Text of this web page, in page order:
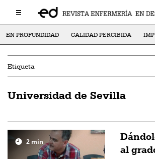
EN PROFUNDIDAD CALIDAD PERCIBIDA
Etiqueta
Universidad de Sevilla
2 min
al